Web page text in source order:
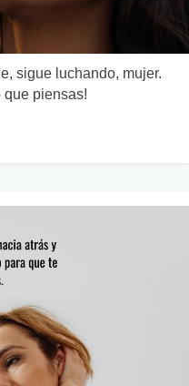
sigue luchando, mujer.
que piensas!